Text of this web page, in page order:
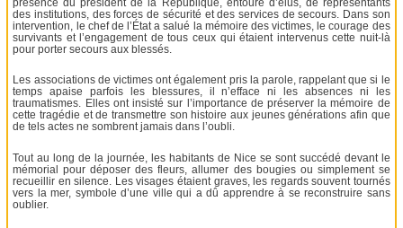
des institutions, des forces de sécurité et des services de secours. Dans son
intervention, le chef de l’État a salué la mémoire des victimes, le courage des
survivants et l’engagement de tous ceux qui étaient intervenus cette nuit-là
pour porter secours aux blessés.
Les associations de victimes ont également pris la parole, rappelant que si le
temps apaise parfois les blessures, il n’efface ni les absences ni les
traumatismes. Elles ont insisté sur l’importance de préserver la mémoire de
cette tragédie et de transmettre son histoire aux jeunes générations afin que
de tels actes ne sombrent jamais dans l’oubli.
Tout au long de la journée, les habitants de Nice se sont succédé devant le
mémorial pour déposer des fleurs, allumer des bougies ou simplement se
recueillir en silence. Les visages étaient graves, les regards souvent tournés
vers la mer, symbole d’une ville qui a dû apprendre à se reconstruire sans
oublier.